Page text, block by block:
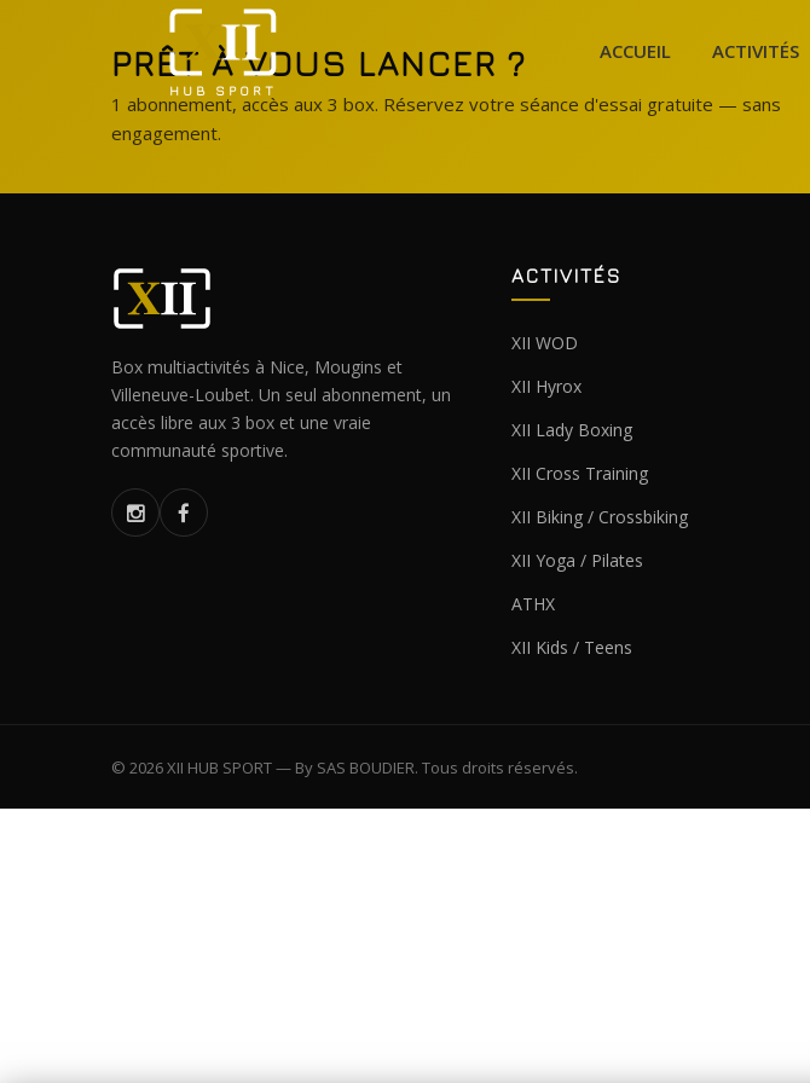
HUB SPORT
ACCUEIL ACTIVITÉS
PRÊT À VOUS LANCER ?
1 abonnement, accès aux 3 box. Réservez votre séance d'essai gratuite — sans
engagement.
Box multiactivités à Nice, Mougins et
Villeneuve-Loubet. Un seul abonnement, un
accès libre aux 3 box et une vraie
communauté sportive.
ACTIVITÉS
XII WOD
XII Hyrox
XII Lady Boxing
XII Cross Training
XII Biking / Crossbiking
XII Yoga / Pilates
ATHX
XII Kids / Teens
© 2026 XII HUB SPORT — By SAS BOUDIER. Tous droits réservés.